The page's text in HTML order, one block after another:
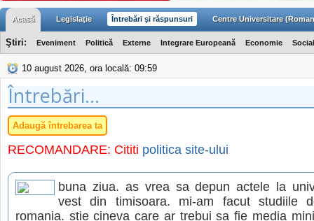
Acasă Legislaţie Întrebări şi răspunsuri Centre Universitare
Ştiri: Eveniment Politică Externe Integrare Europeană Economie Social
10 august 2026, ora locală: 09:59
Întrebări...
Adaugă întrebarea ta
RECOMANDARE: Cititi politica site-ului
buna ziua. as vrea sa depun actele la
vest din timisoara. mi-am facut studiile
romania. stie cineva care ar trebui sa fie media